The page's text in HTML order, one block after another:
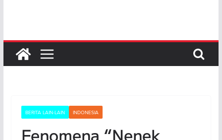
BERITA LAIN-LAIN INDONESIA
Fenomena “Nenek